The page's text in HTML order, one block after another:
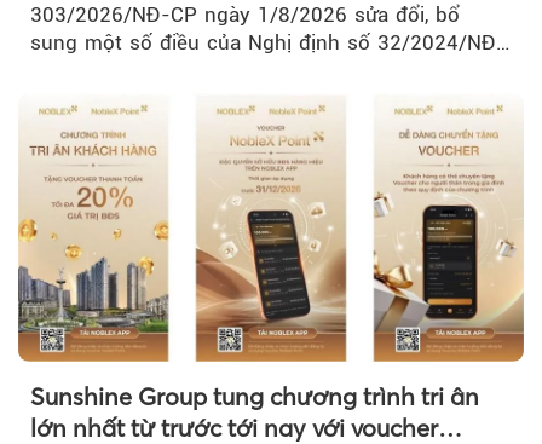
303/2026/NĐ-CP ngày 1/8/2026 sửa đổi, bổ
sung một số điều của Nghị định số 32/2024/NĐ-
Sunshine Group tung chương trình tri ân
lớn nhất từ trước tới nay với voucher